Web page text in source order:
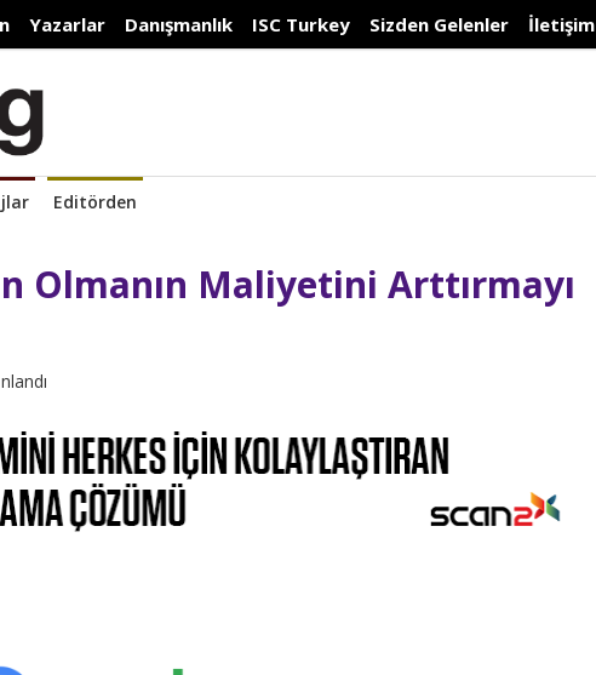
Yazarlar Danışmanlık ISC Turkey Sizden Gelenler İletişim
Editörden
Olmanın Maliyetini Arttırmayı